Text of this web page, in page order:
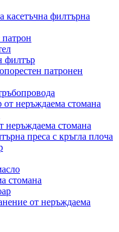
касетъчна филтърна
филтър
патронен
неръждаема стомана
неръждаема стомана
преса с кръгла плоча
стомана
от неръждаема